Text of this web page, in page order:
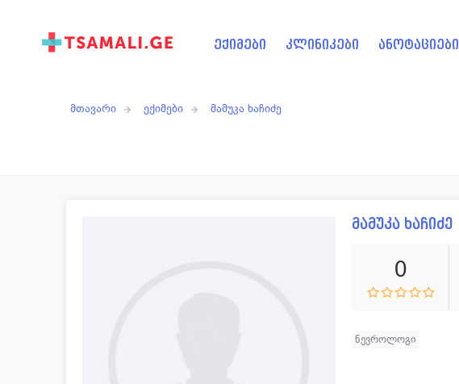
ექიმები კლინიკები ანოტაციები
მთავარი ექიმები მამუკა ხაჩიძე
მამუკა ხაჩიძე
0
ნევროლოგი